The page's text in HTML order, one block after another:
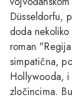
Düsseldorfu,
doda
roman
simpatična,
Hollywooda,
zločincima.